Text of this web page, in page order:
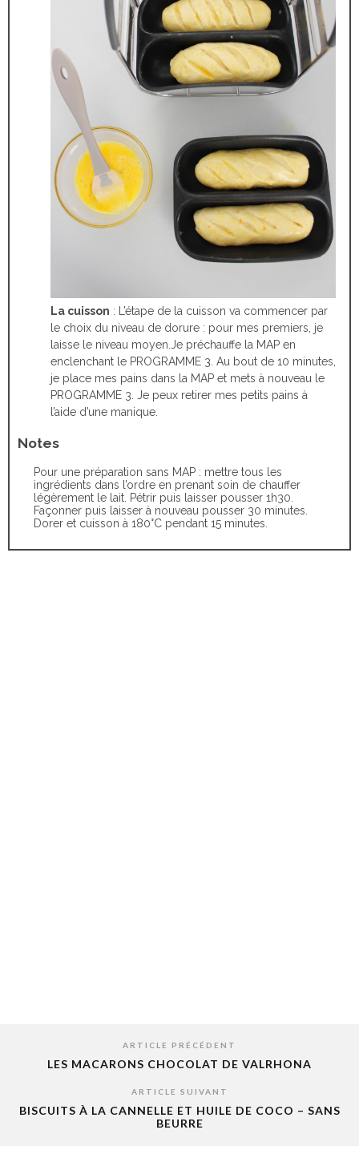
La cuisson : L’étape de la cuisson va commencer par
le choix du niveau de dorure : pour mes premiers, je
laisse le niveau moyen.Je préchauffe la MAP en
enclenchant le PROGRAMME 3. Au bout de 10 minutes,
je place mes pains dans la MAP et mets à nouveau le
PROGRAMME 3. Je peux retirer mes petits pains à
l’aide d’une manique.
Notes
Pour une préparation sans MAP : mettre tous les
ingrédients dans l’ordre en prenant soin de chauffer
légèrement le lait. Pétrir puis laisser pousser 1h30.
Façonner puis laisser à nouveau pousser 30 minutes.
Dorer et cuisson à 180°C pendant 15 minutes.
ARTICLE PRÉCÉDENT
LES MACARONS CHOCOLAT DE VALRHONA
ARTICLE SUIVANT
BISCUITS À LA CANNELLE ET HUILE DE COCO – SANS
BEURRE